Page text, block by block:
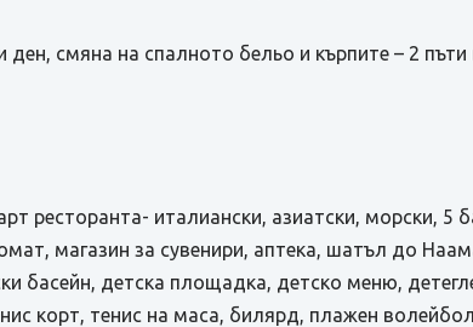
ден, смяна на спалното бельо и кърпите – 2
ресторанта- италиански, азиатски, морски, 5
магазин за сувенири, аптека, шатъл до
басейн, детска площадка, детско меню,
корт, тенис на маса, билярд, плажен